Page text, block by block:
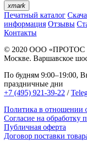
xmark
Печатный каталог
информация Отзывы
Контакты
© 2020 ООО «ПРОТОС
Москве. Варшавское
По будням 9:00–19:00,
праздничные дни
+7 (495) 921-39-22 /
Политика в отношении
Согласие на обработку
Публичная оферта
Договор поставки